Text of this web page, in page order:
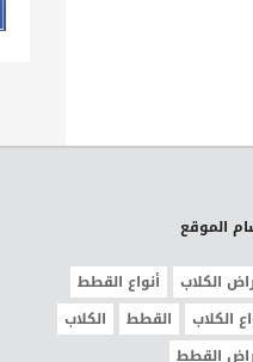
الموقع
الكلاب
أنواع القطط
الكلاب
القطط
الكلاب
القطط